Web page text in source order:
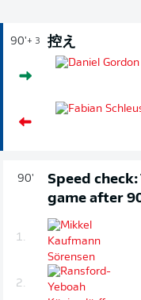
90'+ 3 控え
90'
Speed
game after
1.
2.